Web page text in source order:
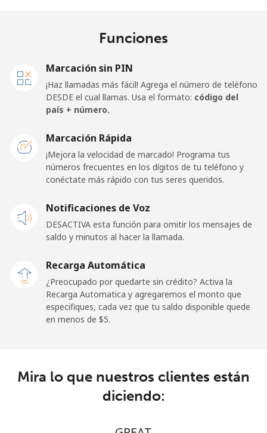
Línea fija
⁦27.5c⁩
Papua New Guinea
Línea fija ⁦197.5c⁩ 5 min por ⁦$10⁩ -
Paraguay
Línea fija ⁦5.5c⁩
⁦9.9c⁩ 101 min por ⁦$10⁩ ⁦11c⁩
Peru
Celular ⁦1.5c⁩ 665 min por ⁦$10⁩ -
Funciones
Marcación sin PIN
¡Haz llamadas más fácil! Agrega el número de teléfono
DESDE el cual llamas. Usa el formato: código del
país + número.
Marcación Rápida
¡Mejora la velocidad de marcado! Programa tus
números frecuentes en los dígitos de tu teléfono y
conéctate más rápido con tus seres queridos.
Notificaciones de Voz
DESACTIVA esta función para omitir los mensajes de
saldo y minutos al hacer la llamada.
Recarga Automática
¿Preocupado por quedarte sin crédito? Activa la
Recarga Automatica y agregaremos el monto que
especifiques, cada vez que tu saldo disponible quede
en menos de ⁦$5⁩.
Mira lo que nuestros clientes están
diciendo: